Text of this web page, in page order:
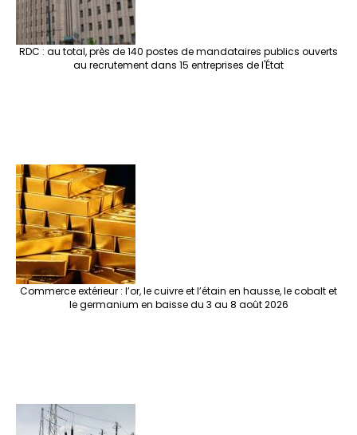
RDC : au total, près de 140 postes de mandataires publics ouverts
au recrutement dans 15 entreprises de l'État
Commerce extérieur : l’or, le cuivre et l’étain en hausse, le cobalt et
le germanium en baisse du 3 au 8 août 2026